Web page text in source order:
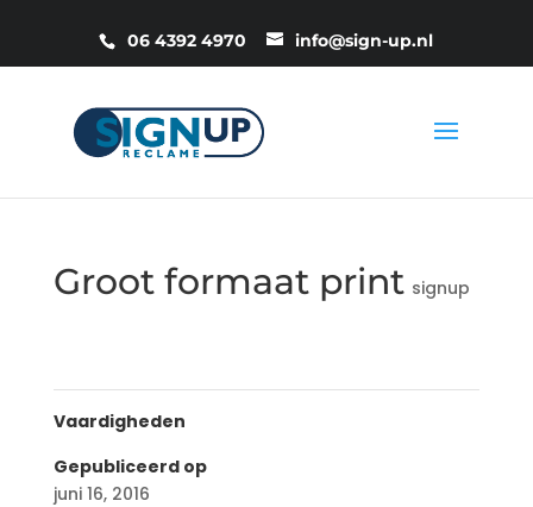
06 4392 4970 info@sign-up.nl
Groot formaat print signup
Vaardigheden
Gepubliceerd op
juni 16, 2016